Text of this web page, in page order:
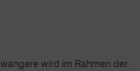
wird im Rahmen der